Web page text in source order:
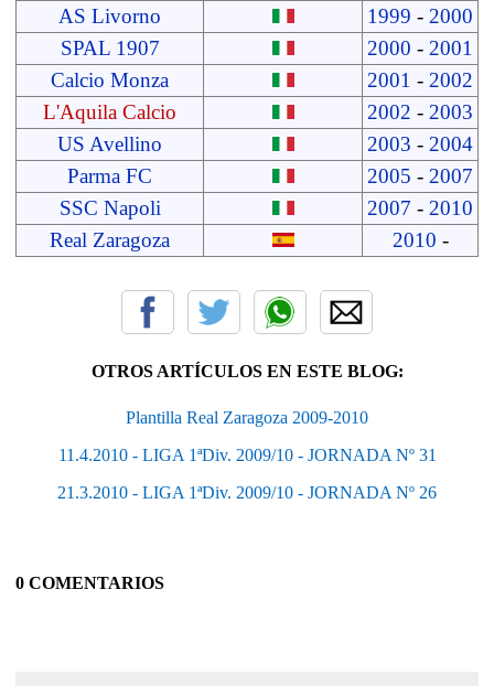
AS Livorno
1999 - 2000
SPAL 1907
2000 - 2001
Calcio Monza
2001 - 2002
L'Aquila Calcio
2002 - 2003
US Avellino
2003 - 2004
Parma FC
2005 - 2007
SSC Napoli
2007 - 2010
Real Zaragoza
2010 -
OTROS ARTÍCULOS EN ESTE BLOG:
Plantilla Real Zaragoza 2009-2010
11.4.2010 - LIGA 1ªDiv. 2009/10 - JORNADA Nº 31
21.3.2010 - LIGA 1ªDiv. 2009/10 - JORNADA Nº 26
0 COMENTARIOS